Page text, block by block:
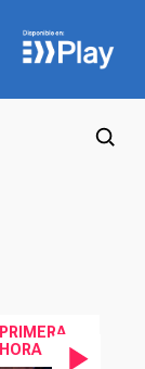
PRIMERA
HORA